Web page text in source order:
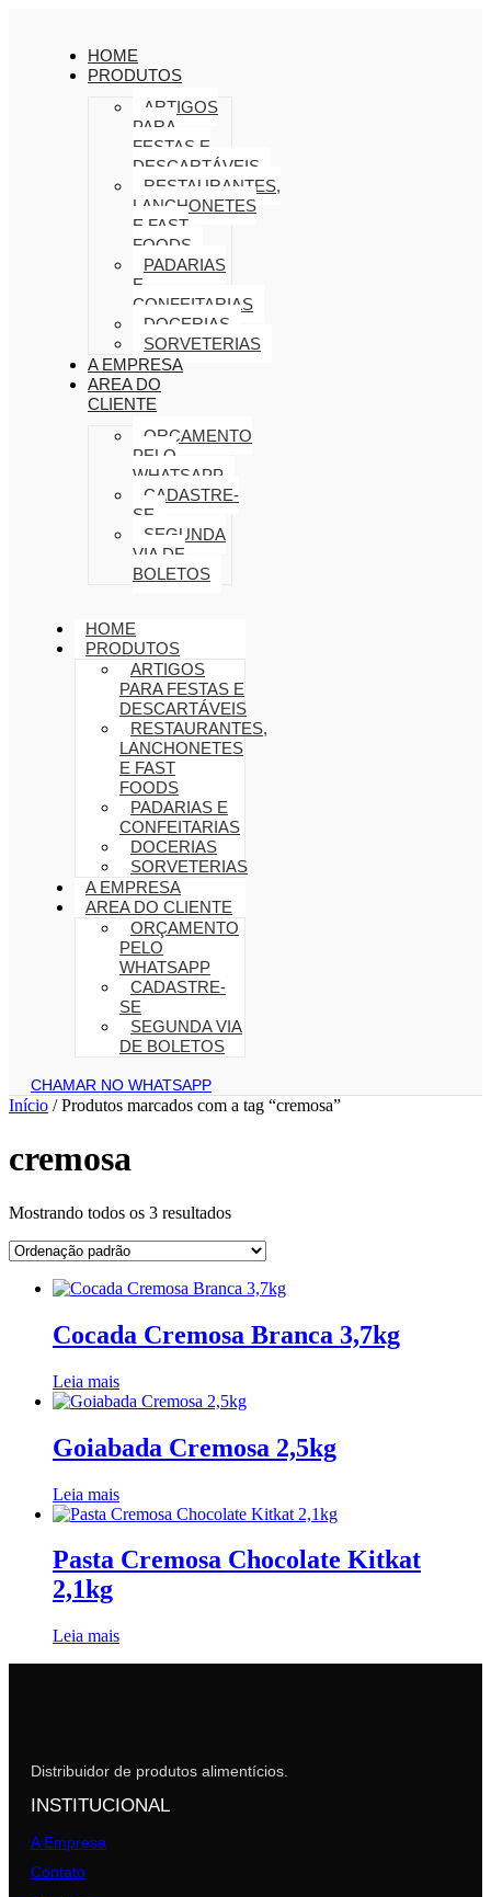
HOME
PRODUTOS
ARTIGOS
PARA
FESTAS E
DESCARTÁVEIS
RESTAURANTES,
LANCHONETES
E FAST
FOODS
PADARIAS
E
CONFEITARIAS
DOCERIAS
SORVETERIAS
A EMPRESA
AREA DO
CLIENTE
ORÇAMENTO
PELO
WHATSAPP
CADASTRE-
SE
SEGUNDA
VIA DE
BOLETOS
HOME
PRODUTOS
ARTIGOS
PARA FESTAS E
DESCARTÁVEIS
RESTAURANTES,
LANCHONETES
E FAST
FOODS
PADARIAS E
CONFEITARIAS
DOCERIAS
SORVETERIAS
A EMPRESA
AREA DO CLIENTE
ORÇAMENTO
PELO
WHATSAPP
CADASTRE-
SE
SEGUNDA VIA
DE BOLETOS
CHAMAR NO WHATSAPP
Início / Produtos marcados com a tag “cremosa”
cremosa
Mostrando todos os 3 resultados
Cocada Cremosa Branca 3,7kg
Leia mais
Goiabada Cremosa 2,5kg
Leia mais
Pasta Cremosa Chocolate Kitkat
2,1kg
Leia mais
Distribuidor de produtos alimentícios.
INSTITUCIONAL
A Empresa
Contato